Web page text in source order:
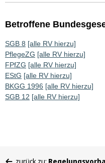
Betroffene
SGB 8 [alle RV hierzu]
PflegeZG [alle RV hierzu]
FPfZG [alle RV hierzu]
EStG [alle RV hierzu]
BKGG 1996 [alle RV hierzu]
SGB 12 [alle RV hierzu]